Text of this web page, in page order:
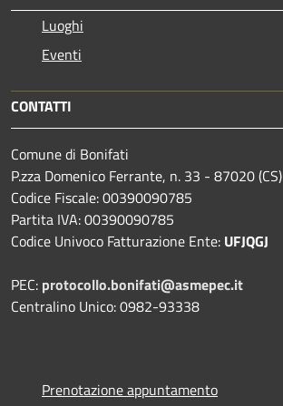
Luoghi
Eventi
CONTATTI
Comune di Bonifati
P.zza Domenico Ferrante, n. 33 - 87020 (CS)
Codice Fiscale: 00390090785
Partita IVA: 00390090785
Codice Univoco Fatturazione Ente: UFJQGJ
PEC: protocollo.bonifati@asmepec.it
Centralino Unico: 0982-93338
Prenotazione appuntamento